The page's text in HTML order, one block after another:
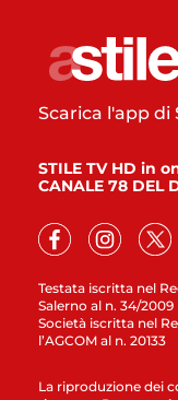
Testata iscritta nel
Salerno al n. 34/2009
Società iscritta nel
l’AGCOM al n. 20133
Scarica l'app di
STILE TV HD in
CANALE 78 DEL
La riproduzione dei